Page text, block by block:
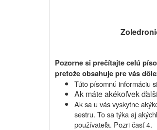
Pozorne si prečítajte celú
pretože obsahuje pre vás
Túto písomnú informáciu
Ak máte akékoľvek
Aksa u vás vyskytne
sestru. To sa týka aj
používateľa. Pozri časť 4.